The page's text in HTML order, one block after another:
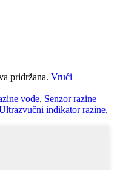
pridržana. Vrući
vode, Senzor razine
indikator razine,